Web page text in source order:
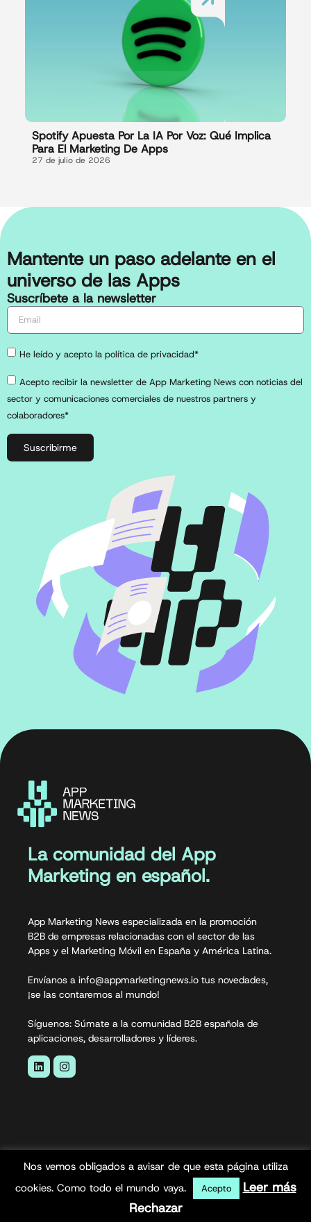
Spotify Apuesta Por La IA Por Voz: Qué Implica
Para El Marketing De Apps
27 de julio de 2026
Mantente un paso adelante en el
universo de las Apps
Suscríbete a la newsletter
He leído y acepto la política de privacidad*
Acepto recibir la newsletter de App Marketing News con noticias del
sector y comunicaciones comerciales de nuestros partners y
colaboradores*
Suscribirme
La comunidad del App
Marketing en español.
App Marketing News especializada en la promoción
B2B de empresas relacionadas con el sector de las
Apps y el Marketing Móvil en España y América Latina.
Envíanos a info@appmarketingnews.io tus novedades,
¡se las contaremos al mundo!
Síguenos: Súmate a la comunidad B2B española de
aplicaciones, desarrolladores y líderes.
App Marketing News© 2026. Todos los derechos
Nos vemos obligados a avisar de que esta página utiliza
cookies. Como todo el mundo vaya.
Acepto
Leer más
Rechazar